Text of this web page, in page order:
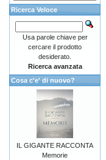
Ricerca Veloce
Usa parole chiave per
cercare il prodotto
desiderato.
Ricerca avanzata
Cosa c'e' di nuovo?
IL GIGANTE RACCONTA
Memorie